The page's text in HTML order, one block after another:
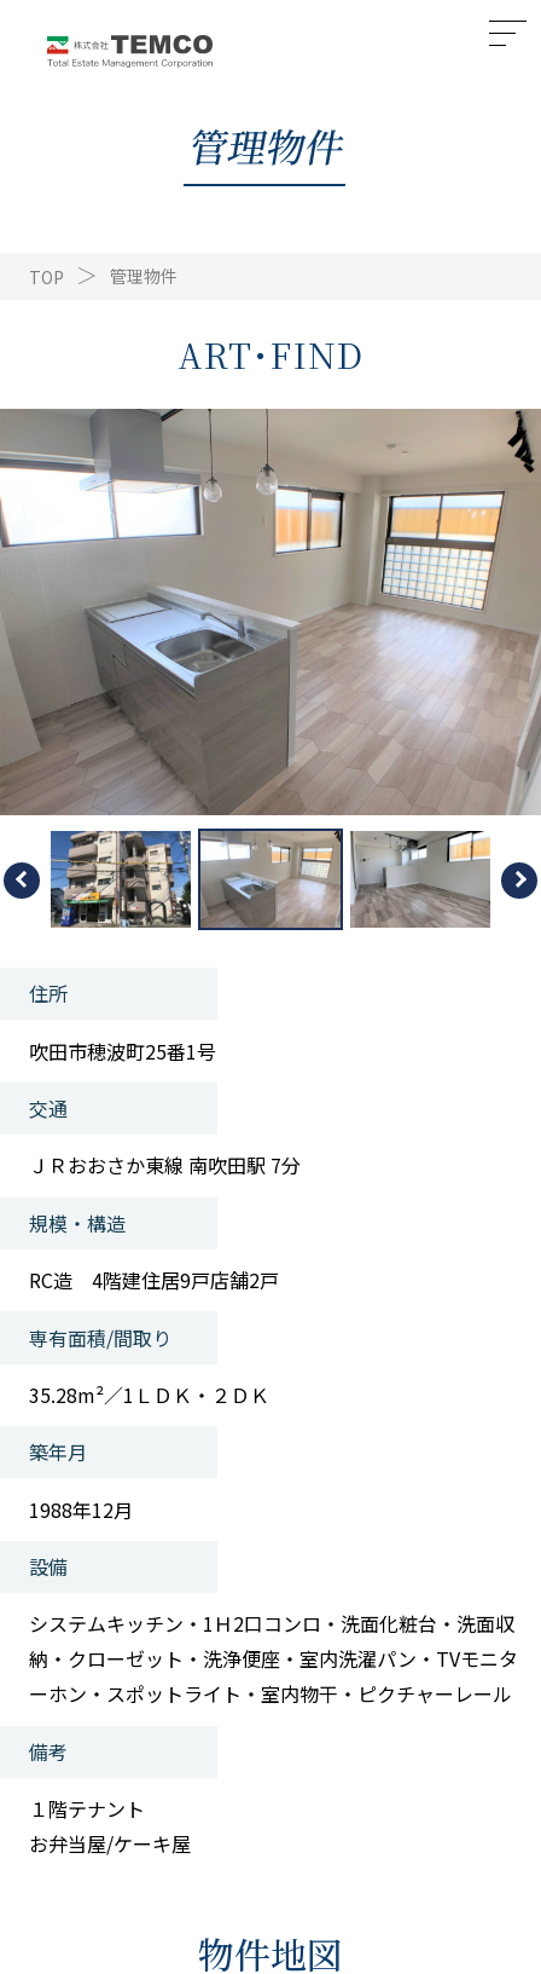
TOP 管理物件
管理物件
ART･FIND
住所
吹田市穂波町25番1号
交通
ＪＲおおさか東線 南吹田駅 7分
規模・構造
RC造 4階建住居9戸店舗2戸
専有面積/間取り
35.28m²／1ＬＤＫ・２ＤＫ
築年月
1988年12月
設備
システムキッチン・1Ｈ2口コンロ・洗面化粧台・洗面収
納・クローゼット・洗浄便座・室内洗濯パン・TVモニタ
ーホン・スポットライト・室内物干・ピクチャーレール
備考
１階テナント
お弁当屋/ケーキ屋
物件地図